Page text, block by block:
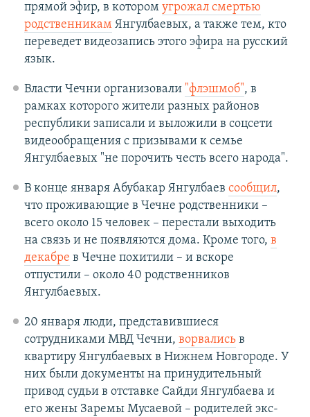
прямой эфир, в котором угрожал смертью
родственникамЯнгулбаевых, а также тем, кто
переведет видеозапись этого эфира на русский
язык.
Власти Чечни организовали "флэшмоб", в
рамках которого жители разных районов
республики записали и выложили в соцсети
видеообращения с призывами к семье
Янгулбаевых "не порочить честь всего народа".
В конце января Абубакар Янгулбаев сообщил,
что проживающие в Чечне родственники –
всего около 15 человек – перестали выходить
на связь и не появляются дома. Кроме того, в
декабре в Чечне похитили – и вскоре
отпустили – около 40 родственников
Янгулбаевых.
20 января люди, представившиеся
сотрудниками МВД Чечни, ворвалисьв
квартиру Янгулбаевых в Нижнем Новгороде. У
них были документы на принудительный
привод судьи в отставке Сайди Янгулбаева и
его жены Заремы Мусаевой – родителей экс-